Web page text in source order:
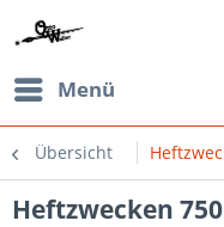
Menü
Übersicht
Heftzwecken